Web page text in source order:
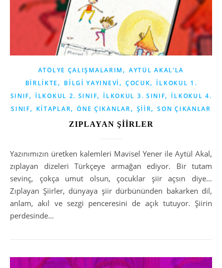
ATÖLYE ÇALIŞMALARIM ,AYTÜL AKAL’LA
BIRLIKTE , BILGI YAYINEVI , ÇOCUK, İLKOKUL 1.
SINIF, İLKOKUL 2. SINIF, İLKOKUL 3. SINIF, İLKOKUL 4.
SINIF, KITAPLAR,ÖNE ÇIKANLAR, ŞIIR,SON ÇIKANLAR
ZIPLAYAN ŞİİRLER
Yazınımızın üretken kalemleri Mavisel Yener ile Aytül Akal,
zıplayan dizeleri Türkçeye armağan ediyor. Bir tutam
sevinç, çokça umut olsun, çocuklar şiir açsın diye…
Zıplayan Şiirler, dünyaya şiir dürbününden bakarken dil,
anlam, akıl ve sezgi penceresini de açık tutuyor. Şiirin
perdesinde…